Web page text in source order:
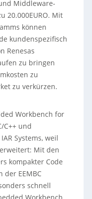
Middleware-
20.000EURO. Mit
können
kundenspezifisch
Renesas
zu bringen
zu
zu verkürzen.
Workbench for
C++ und
Systems, weil
Mit den
kompakter Code
EEMBC
schnell